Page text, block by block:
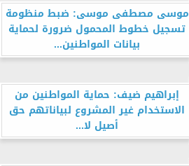
موسى مصطفى موسى: ضبط منظومة
تسجيل خطوط المحمول ضرورة لحماية
بيانات المواطنين...
إبراهيم ضيف: حماية المواطنين من
الاستخدام غير المشروع لبياناتهم حق
أصيل لا...